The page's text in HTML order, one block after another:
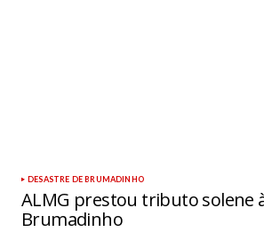
DESASTRE DE BRUMADINHO
ALMG prestou tributo solene
Brumadinho